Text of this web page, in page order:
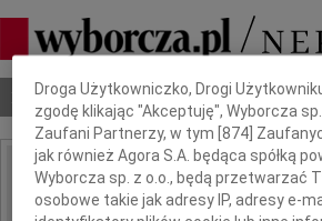
Nekrologi Odeszli Poradnik
IMIĘ I NAZWISKO: Tadeusz
Dbamy o Twoją prywatność
Droga Użytkowniczko, Drogi
zgodę klikając "Akceptuję", Wyborcza
Zaufani Partnerzy, w tym [874 ]
jak również Agora S.A. będąca spółką
Wyborcza sp. z o.o., będą przetwarzać
osobowe takie jak adresy IP, adresy e-